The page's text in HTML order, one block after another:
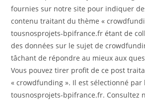
fournies sur notre site pour indiquer
contenu traitant du thème «
tousnosprojets-bpifrance.fr étant de
des données sur le sujet de
tâchant de répondre au mieux aux
Vous pouvez tirer profit de ce post
« crowdfunding ». Il est sélectionné par
tousnosprojets-bpifrance.fr. Consultez